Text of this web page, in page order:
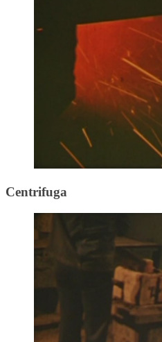
Centrifuga